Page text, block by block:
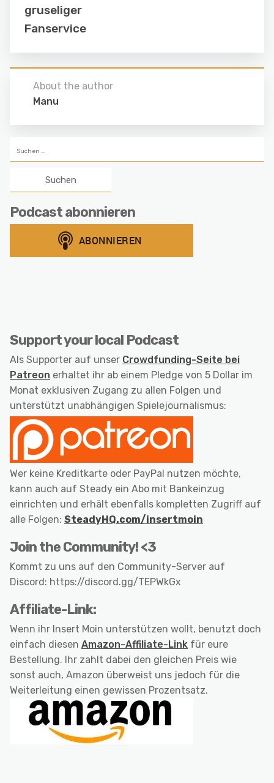
gruseliger
Fanservice
About the author
Manu
nach:
Podcast abonnieren
Support your local Podcast
Als Supporter auf unser Crowdfunding-Seite bei
Patreon erhaltet ihr ab einem Pledge von 5 Dollar im
Monat exklusiven Zugang zu allen Folgen und
unterstützt unabhängigen Spielejournalismus:
Wer keine Kreditkarte oder PayPal nutzen möchte,
kann auch auf Steady ein Abo mit Bankeinzug
einrichten und erhält ebenfalls kompletten Zugriff auf
alle Folgen: SteadyHQ.com/insertmoin
Join the Community! <3
Kommt zu uns auf den Community-Server auf
Discord: https://discord.gg/TEPWkGx
Affiliate-Link:
Wenn ihr Insert Moin unterstützen wollt, benutzt doch
einfach diesen Amazon-Affiliate-Link für eure
Bestellung. Ihr zahlt dabei den gleichen Preis wie
sonst auch, Amazon überweist uns jedoch für die
Weiterleitung einen gewissen Prozentsatz.